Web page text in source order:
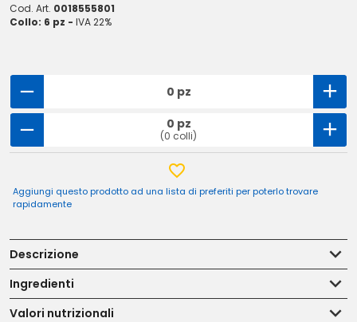
Cod. Art. 0018555801
Collo: 6 pz - IVA 22%
0 pz
0 pz
(0 colli)
Aggiungi questo prodotto ad una lista di preferiti per poterlo trovare
rapidamente
Descrizione
Ingredienti
Valori nutrizionali